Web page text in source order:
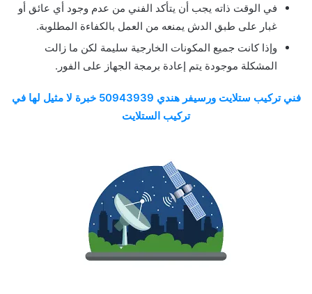
في الوقت ذاته يجب أن يتأكد الفني من عدم وجود أي عائق أو
غبار على طبق الدش يمنعه من العمل بالكفاءة المطلوبة.
وإذا كانت جميع المكونات الخارجية سليمة لكن ما زالت
المشكلة موجودة يتم إعادة برمجة الجهاز على الفور.
فني تركيب ستلايت ورسيفر هندي 50943939 خبرة لا مثيل لها في
تركيب الستلايت